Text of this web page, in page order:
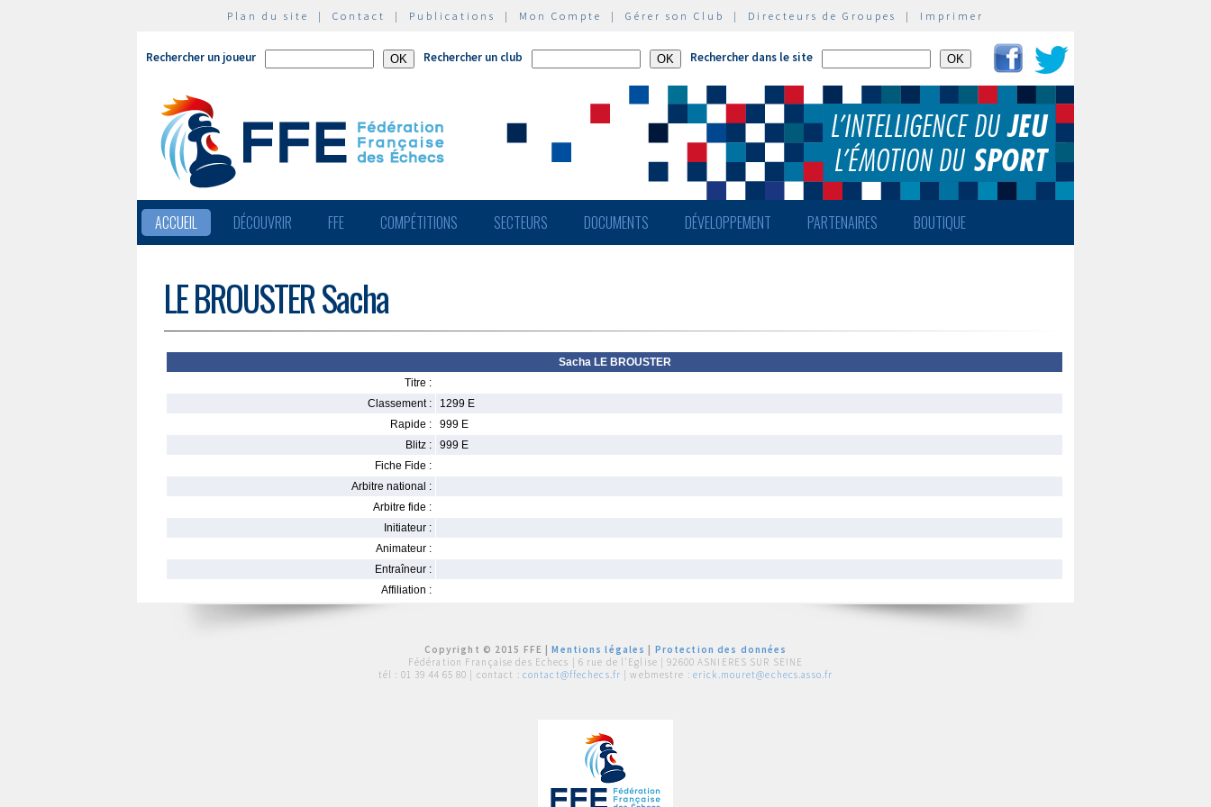
Plan du site | Contact | Publications | Mon Compte | Gérer son Club | Directeurs de Groupes | Imprimer
Rechercher un joueur Rechercher un club Rechercher dans le site
ACCUEIL DÉCOUVRIR FFE COMPÉTITIONS SECTEURS DOCUMENTS DÉVELOPPEMENT PARTENAIRES BOUTIQUE
LE BROUSTER Sacha
Sacha LE BROUSTER
Titre :
Classement :
1299 E
Rapide :
999 E
Blitz :
999 E
Fiche Fide :
Arbitre national :
Arbitre fide :
Initiateur :
Animateur :
Entraîneur :
Affiliation :
Copyright © 2015 FFE |Mentions légales
Protection des données
Fédération Française des Echecs | 6 rue de l'Eglise | 92600 ASNIERES SUR SEINE
tél : 01 39 44 65 80 | contact : contact@ffechecs.fr | webmestre : erick.mouret@echecs.asso.fr